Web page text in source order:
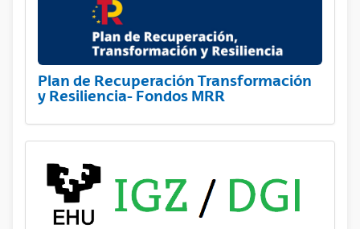
Plan de Recuperación Transformación
y Resiliencia- Fondos MRR